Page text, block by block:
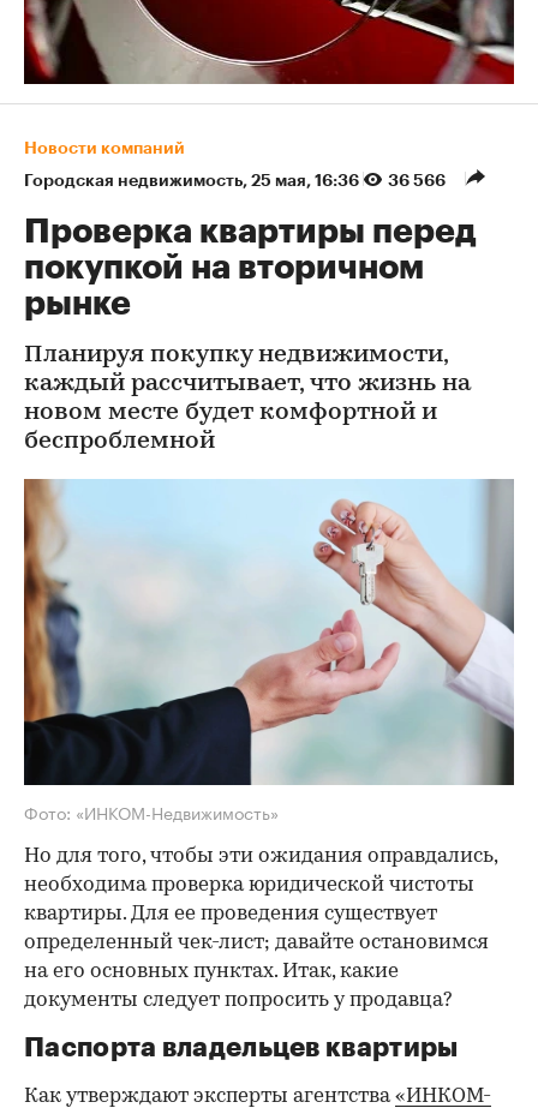
Новости компаний
Городская недвижимость⁠, 25 мая, 16:36 36 566
Проверка квартиры перед
покупкой на вторичном
рынке
Планируя покупку недвижимости,
каждый рассчитывает, что жизнь на
новом месте будет комфортной и
беспроблемной
Фото: «ИНКОМ-Недвижимость»
Но для того, чтобы эти ожидания оправдались,
необходима проверка юридической чистоты
квартиры. Для ее проведения существует
определенный чек-лист; давайте остановимся
на его основных пунктах. Итак, какие
документы следует попросить у продавца?
Паспорта владельцев квартиры
Как утверждают эксперты агентства«ИНКОМ-